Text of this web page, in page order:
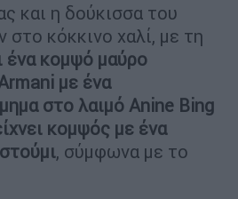
και η δούκισσα του
κόκκινο χαλί, με τη
ένα κομψό μαύρο
με ένα
στο λαιμό Anine Bing
κομψός με ένα
, σύμφωνα με το